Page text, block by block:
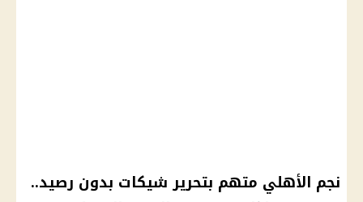
نجم الأهلي متهم بتحرير شيكات بدون رصيد..